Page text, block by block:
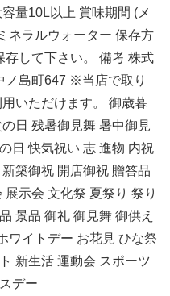
量10L以上 賞味期間 (メ
ネラルウォーター 保存方
して下さい。 備考 株式
ノ島町647 ※当店で取り
いただけます。 御歳暮
日 残暑御見舞 暑中御見
日 快気祝い 志 進物 内祝
築御祝 開店御祝 贈答品
示会 文化祭 夏祭り 祭り
景品 御礼 御見舞 御供え
ワイトデー お花見 ひな祭
新生活 運動会 スポーツ
デー